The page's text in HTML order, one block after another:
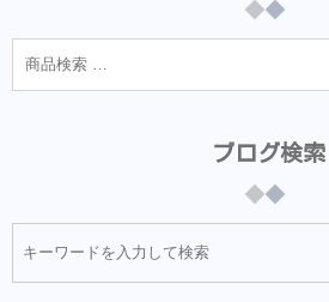
ブログ検索